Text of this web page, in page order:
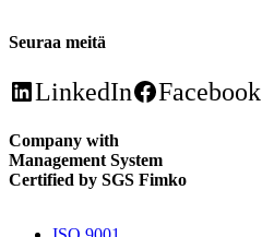
Seuraa meitä
LinkedIn Facebook
Company with
Management System
Certified by SGS Fimko